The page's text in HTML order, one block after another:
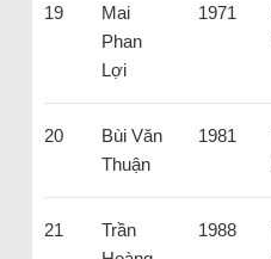
19
Mai
Phan
Lợi
1971
20
Bùi Văn
Thuận
1981
21
Trần
1988